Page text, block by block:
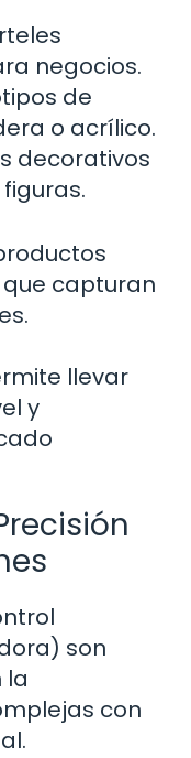
negocios.
de
o acrílico.
decorativos
capturan
llevar
y
son
la
con